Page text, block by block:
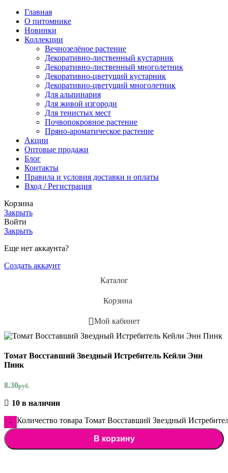
Главная
О питомнике
Новинки
Коллекции
Вечнозелёное растение
Декоративно-лиственный кустарник
Декоративно-лиственный многолетник
Декоративно-цветущий кустарник
Декоративно-цветущий многолетник
Для альпинария
Для живой изгороди
Для тенистых мест
Почвопокровное растение
Пряно-ароматическое растение
Акции
Оптовые продажи
Блог
Контакты
Правила и условия доставки и оплаты
Вход / Регистрация
Корзина
Закрыть
Войти
Закрыть
Еще нет аккаунта?
Создать аккаунт
Каталог
Корзина
Мой кабинет
Томат Восставший Звездный Истребитель Кейли Энн
Пинк
8.30руб.
10 в наличии
Количество товара Томат Восставший Звездный
В корзину